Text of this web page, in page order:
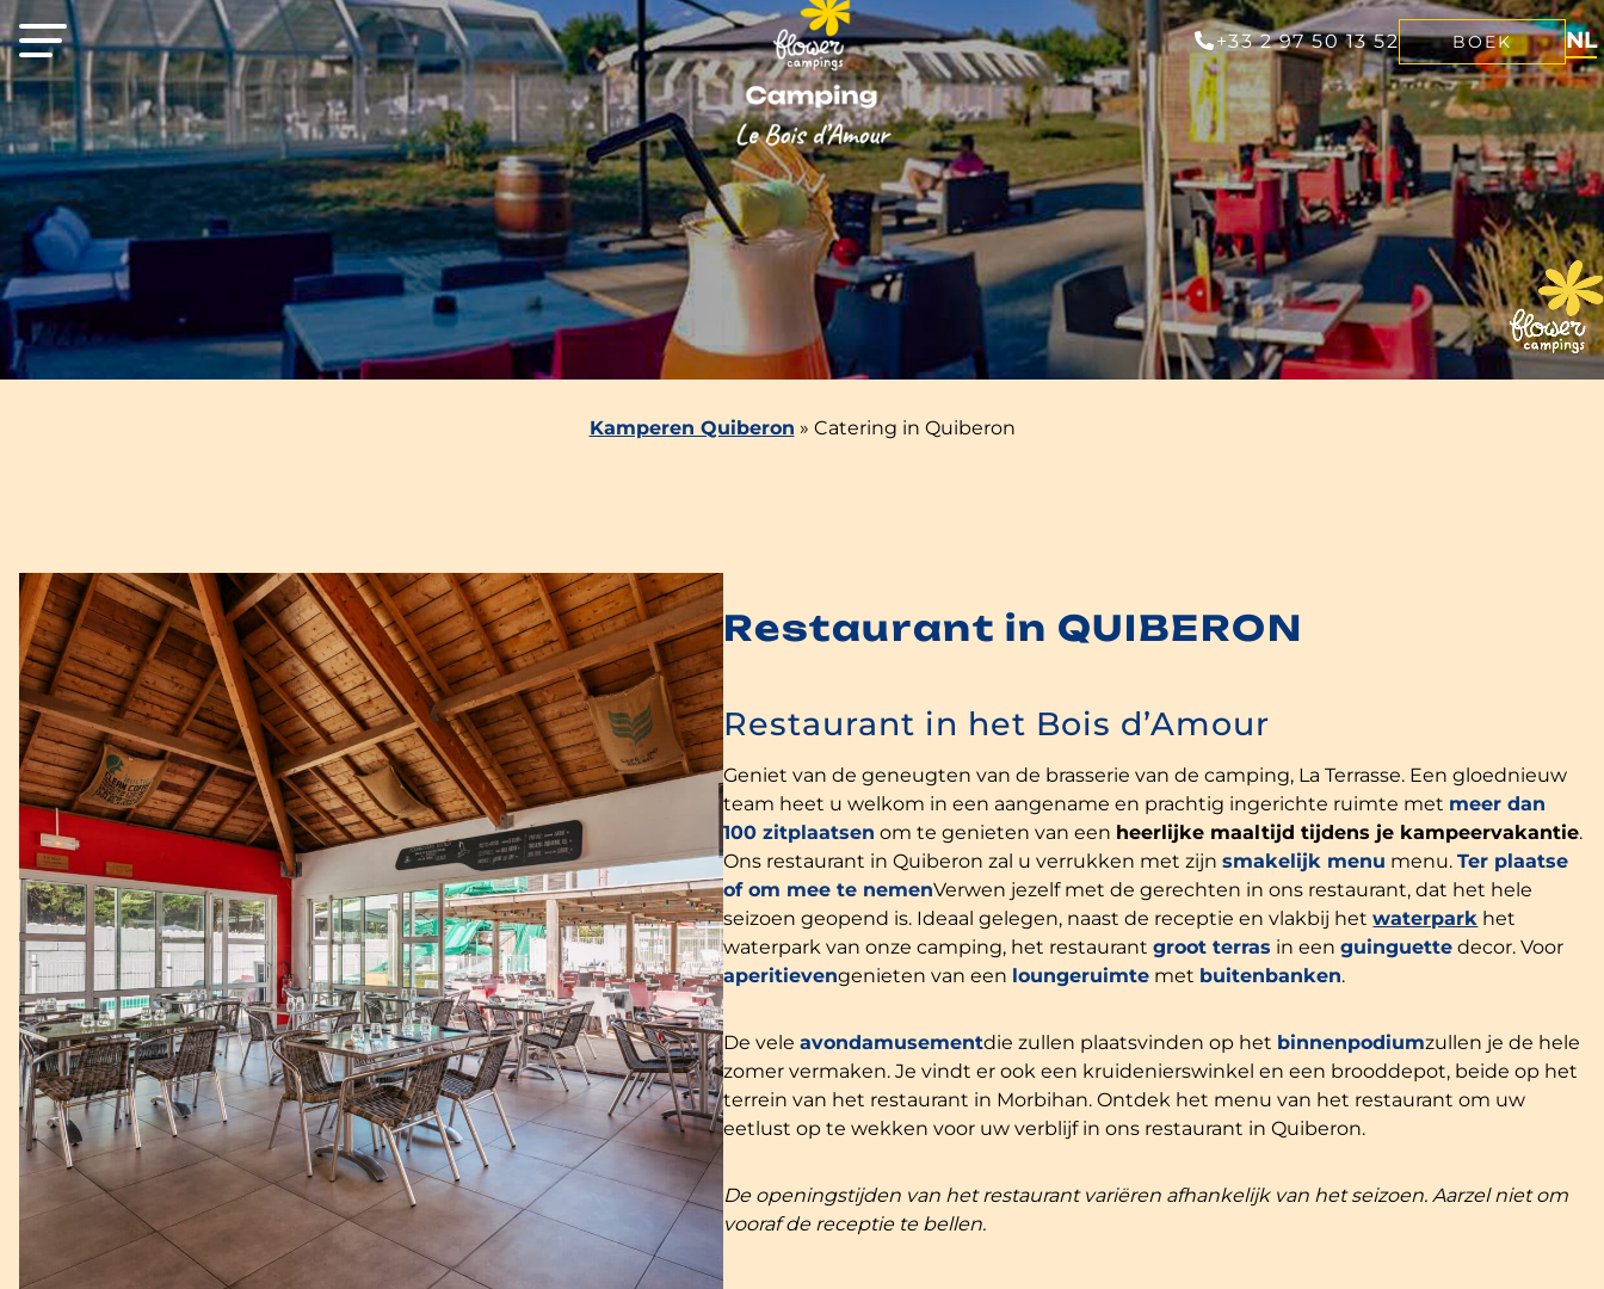
+33 2 97 50 13 52 BOEK
FR
EN
NL
DE
Kamperen Quiberon » Catering in Quiberon
Restaurant in QUIBERON
Restaurant in het Bois d’Amour
Geniet van de geneugten van de brasserie van de camping, La Terrasse. Een gloednieuw
team heet u welkom in een aangename en prachtig ingerichte ruimte met meer dan
100 zitplaatsen om te genieten van een heerlijke maaltijd tijdens je kampeervakantie.
Ons restaurant in Quiberon zal u verrukken met zijnsmakelijk menu menu.Ter plaatse
of om mee te nemenVerwen jezelf met de gerechten in ons restaurant, dat het hele
seizoen geopend is. Ideaal gelegen, naast de receptie en vlakbij hetwaterpark het
waterpark van onze camping, het restaurantgroot terras in eenguinguette decor. Voor
aperitievengenieten van een loungeruimte met buitenbanken.
De veleavondamusementdie zullen plaatsvinden op het binnenpodiumzullen je de hele
zomer vermaken. Je vindt er ook een kruidenierswinkel en een brooddepot, beide op het
terrein van het restaurant in Morbihan. Ontdek het menu van het restaurant om uw
eetlust op te wekken voor uw verblijf in ons restaurant in Quiberon.
De openingstijden van het restaurant variëren afhankelijk van het seizoen. Aarzel niet om
vooraf de receptie te bellen.